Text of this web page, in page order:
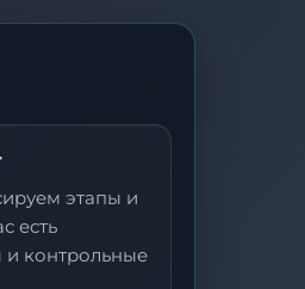
этапы и
есть
и контрольные